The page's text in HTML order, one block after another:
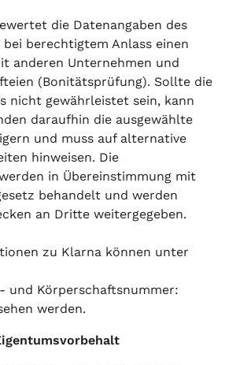
die Datenangaben des
berechtigtem Anlass einen
anderen Unternehmen und
(Bonitätsprüfung). Sollte die
nicht gewährleistet sein, kann
daraufhin die ausgewählte
und muss auf alternative
hinweisen. Die
in Übereinstimmung mit
behandelt und werden
an Dritte weitergegeben.
zu Klarna können unter
und Körperschaftsnummer:
werden.